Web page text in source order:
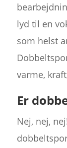
lyd til en
som helst
varme,
Er
Nej, nej,